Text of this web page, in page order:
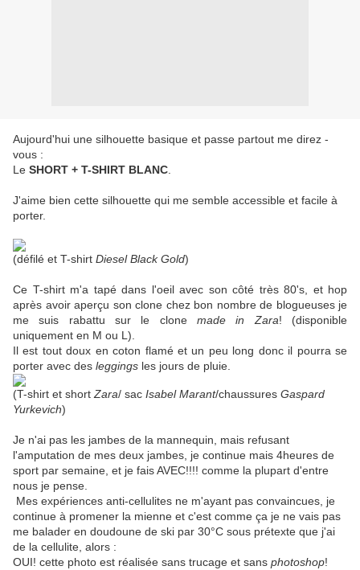
Aujourd'hui une silhouette basique et passe partout me direz -
vous :
Le SHORT + T-SHIRT BLANC
J'aime bien cette silhouette qui me semble accessible et facile à
porter.
(défilé et T-shirt Diesel Black Gold)
Ce T-shirt m'a tapé dans l'oeil avec son côté très 80's, et hop
après avoir aperçu son clone chez bon nombre de blogueuses je
me suis rabattu sur le clone made in Zara! (disponible
uniquement en M ou L).
Il est tout doux en coton flamé et un peu long donc il pourra se
porter avec des leggings les jours de pluie.
(T-shirt et short Zara/ sac Isabel Marant/chaussures Gaspard
Yurkevich)
Je n'ai pas les jambes de la mannequin, mais refusant
l'amputation de mes deux jambes, je continue mais 4heures de
sport par semaine, et je fais AVEC!!!! comme la plupart d'entre
nous je pense.
Mes expériences anti-cellulites ne m'ayant pas convaincues, je
continue à promener la mienne et c'est comme ça je ne vais pas
me balader en doudoune de ski par 30°C sous prétexte que j'ai
de la cellulite, alors :
OUI! cette photo est réalisée sans trucage et sans photoshop!